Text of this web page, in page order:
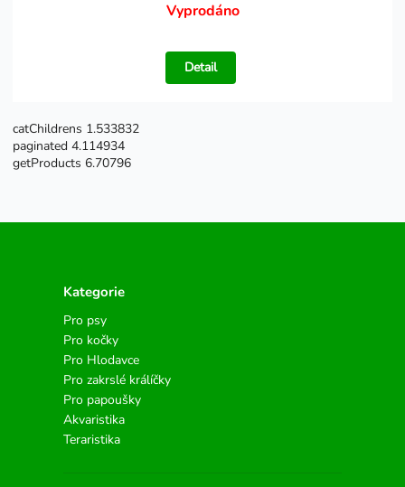
Vyprodáno
Detail
catChildrens 1.533832
paginated 4.114934
getProducts 6.70796
Kategorie
Pro psy
Pro kočky
Pro Hlodavce
Pro zakrslé králíčky
Pro papoušky
Akvaristika
Teraristika